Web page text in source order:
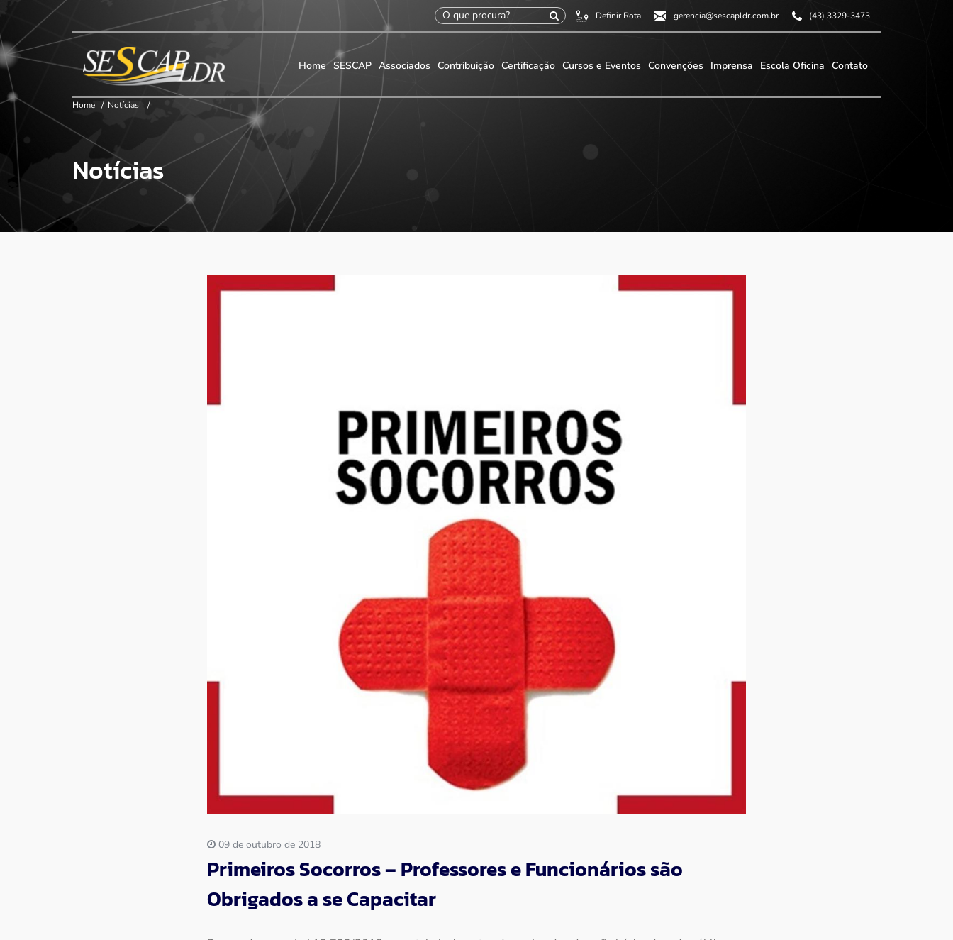
Definir Rota gerencia@sescapldr.com.br (43) 3329-3473
Home SESCAP Associados Contribuição Certificação Cursos e Eventos Convenções Imprensa Escola Oficina Contato
×
Início
SESCAP
Associados
Contribuição
Certificação
Home / Notícias /
Notícias
09 de outubro de 2018
Primeiros Socorros – Professores e Funcionários são
Obrigados a se Capacitar